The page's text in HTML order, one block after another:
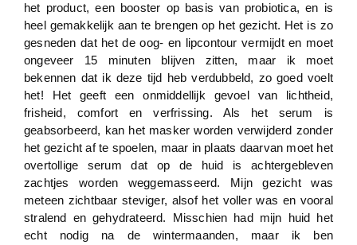
het product, een booster op basis van probiotica, en is
heel gemakkelijk aan te brengen op het gezicht. Het is zo
gesneden dat het de oog- en lipcontour vermijdt en moet
ongeveer 15 minuten blijven zitten, maar ik moet
bekennen dat ik deze tijd heb verdubbeld, zo goed voelt
het! Het geeft een onmiddellijk gevoel van lichtheid,
frisheid, comfort en verfrissing. Als het serum is
geabsorbeerd, kan het masker worden verwijderd zonder
het gezicht af te spoelen, maar in plaats daarvan moet het
overtollige serum dat op de huid is achtergebleven
zachtjes worden weggemasseerd. Mijn gezicht was
meteen zichtbaar steviger, alsof het voller was en vooral
stralend en gehydrateerd. Misschien had mijn huid het
echt nodig na de wintermaanden, maar ik ben